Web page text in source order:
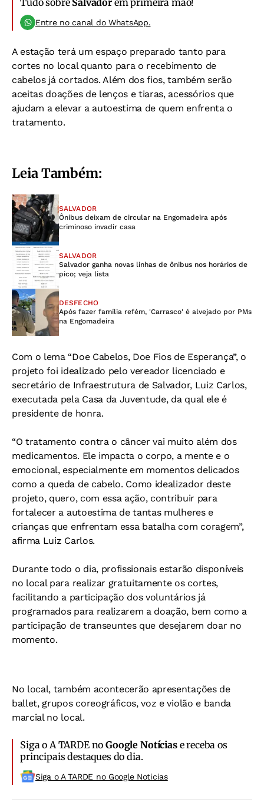
Entre no canal do WhatsApp.
A estação terá um espaço preparado tanto para
cortes no local quanto para o recebimento de
cabelos já cortados. Além dos fios, também serão
aceitas doações de lenços e tiaras, acessórios que
ajudam a elevar a autoestima de quem enfrenta o
tratamento.
Leia Também:
SALVADOR
Ônibus deixam de circular na Engomadeira após
criminoso invadir casa
SALVADOR
Salvador ganha novas linhas de ônibus nos horários de
pico; veja lista
DESFECHO
Após fazer família refém, 'Carrasco' é alvejado por PMs
na Engomadeira
Com o lema “Doe Cabelos, Doe Fios de Esperança”, o
projeto foi idealizado pelo vereador licenciado e
secretário de Infraestrutura de Salvador, Luiz Carlos,
executada pela Casa da Juventude, da qual ele é
presidente de honra.
“O tratamento contra o câncer vai muito além dos
medicamentos. Ele impacta o corpo, a mente e o
emocional, especialmente em momentos delicados
como a queda de cabelo. Como idealizador deste
projeto, quero, com essa ação, contribuir para
fortalecer a autoestima de tantas mulheres e
crianças que enfrentam essa batalha com coragem”,
afirma Luiz Carlos.
Durante todo o dia, profissionais estarão disponíveis
no local para realizar gratuitamente os cortes,
facilitando a participação dos voluntários já
programados para realizarem a doação, bem como a
participação de transeuntes que desejarem doar no
momento.
No local, também acontecerão apresentações de
ballet, grupos coreográficos, voz e violão e banda
marcial no local.
Siga o A TARDE noGoogle Notíciase receba os
principais destaques do dia.
Siga o A TARDE no Google Noticias